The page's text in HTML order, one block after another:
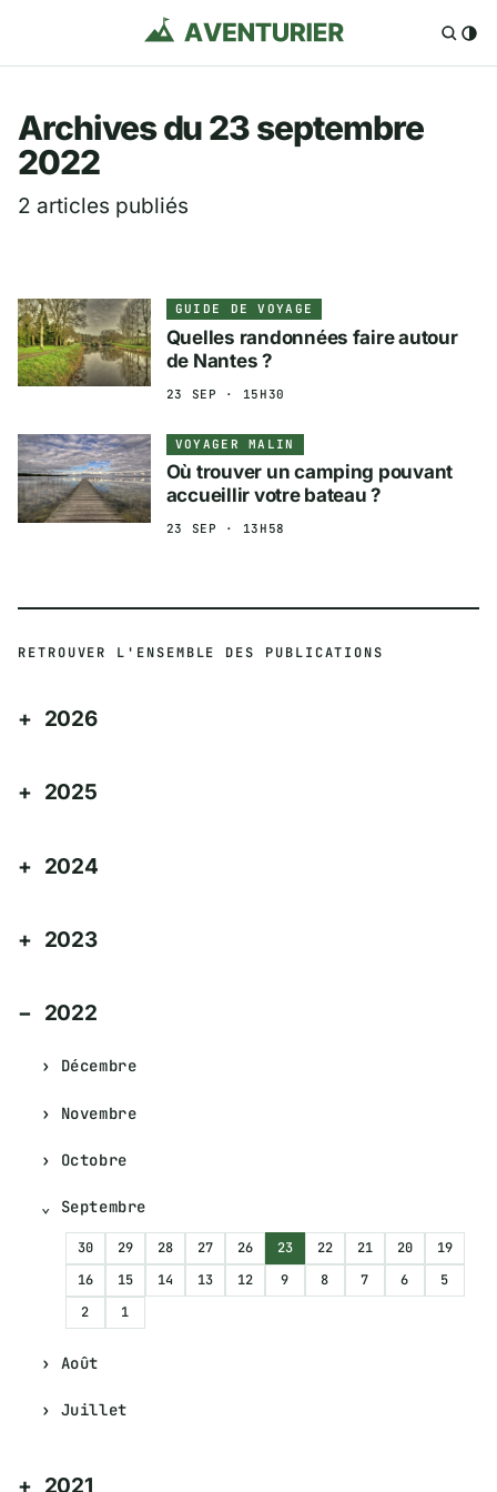
Aventurier.fr —
Archives du 23 septembre
2022
2 articles publiés
GUIDE DE VOYAGE
Quelles randonnées faire autour
de Nantes ?
23 SEP · 15H30
VOYAGER MALIN
Où trouver un camping pouvant
accueillir votre bateau ?
23 SEP · 13H58
RETROUVER L'ENSEMBLE DES PUBLICATIONS
2026
2025
2024
2023
2022
Décembre
Novembre
Octobre
Septembre
30 29 28 27 26 23 22 21 20
19
16
15 14 13 12 9 8 7 6
5
2
1
Août
Juillet
2021